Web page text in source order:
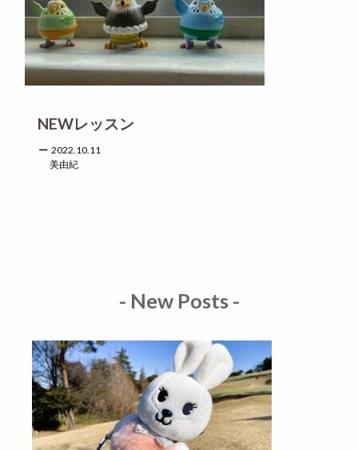
NEWレッスン
2022.10.11
美由紀
- New Posts -